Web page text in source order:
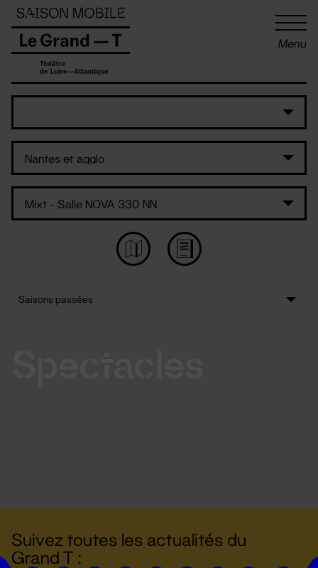
Menu
Suivez toutes les actualités du
Grand T :
Panneau de gestion des cookies